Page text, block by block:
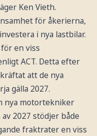
Ken Vieth.
för åkerierna,
i nya lastbilar.
en viss
ACT. Detta efter
att de nya
gälla 2027.
nya motortekniker
2027 stödjer både
fraktrater en viss